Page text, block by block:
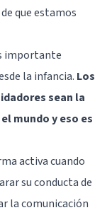
que estamos
importante
la infancia. Los
sean la
mundo y eso es
activa cuando
su conducta de
la comunicación